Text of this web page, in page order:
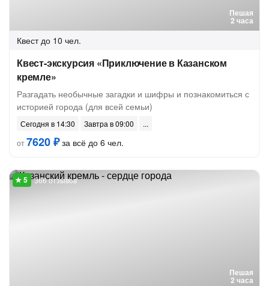
Пешая
2 часа
Квест до 10 чел.
Квест-экскурсия «Приключение в Казанском
кремле»
Разгадать необычные загадки и шифры и познакомиться с
историей города (для всей семьи)
Сегодня в 14:30
Завтра в 09:00
от7620 ₽за всё до 6 чел.
Пешая
2 часа
366 отзывов